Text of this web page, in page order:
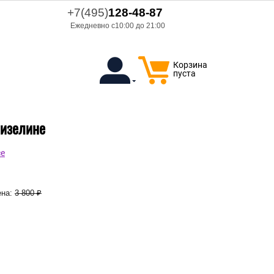
+7(495)128-48-87
Ежедневно с10:00 до 21:00
Корзина
пуста
3 800 ₽